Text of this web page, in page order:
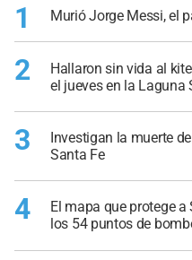
1 Murió Jorge Messi, el
2
Hallaron sin vida al
el jueves en la Laguna
3
Investigan la muerte
Santa Fe
4
El mapa que protege
los 54 puntos de